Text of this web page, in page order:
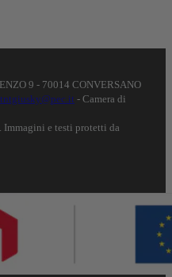
9 - 70014 CONVERSANO
tntgiusky@pec.it - Camera di
e testi protetti da